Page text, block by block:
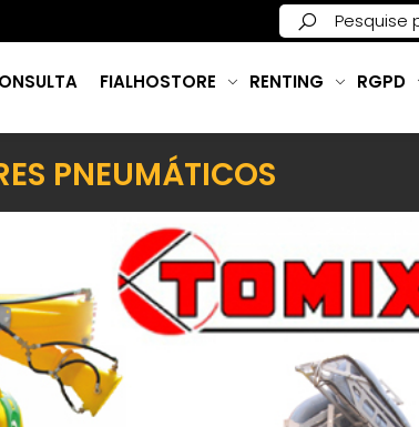
FIALHOSTORE RENTING RGPD
PNEUMÁTICOS